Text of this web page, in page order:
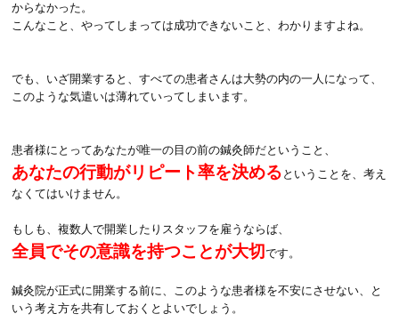
からなかった。
こんなこと、やってしまっては成功できないこと、わかりますよね。
でも、いざ開業すると、すべての患者さんは大勢の内の一人になって、
このような気遣いは薄れていってしまいます。
患者様にとってあなたが唯一の目の前の鍼灸師だということ、
あなたの行動がリピート率を決める ということを、考え
なくてはいけません。
もしも、複数人で開業したりスタッフを雇うならば、
全員でその意識を持つことが大切です。
鍼灸院が正式に開業する前に、このような患者様を不安にさせない、と
いう考え方を共有しておくとよいでしょう。